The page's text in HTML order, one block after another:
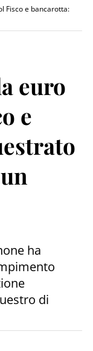
Fisco e bancarotta:
euro
e
ha
di